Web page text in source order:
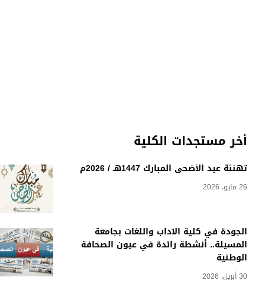
أخر مستجدات الكلية
تهنئة عيد الأضحى المبارك 1447هـ / 2026م
26 مايو، 2026
الجودة في كلية الآداب واللغات بجامعة
المسيلة.. أنشطة رائدة في عيون الصحافة
الوطنية
30 أبريل، 2026